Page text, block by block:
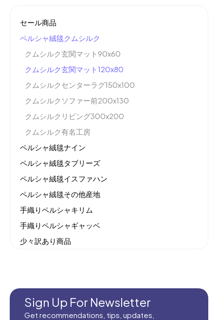
セール商品
ペルシャ絨毯クムシルク
クムシルク玄関マット90x60
クムシルク玄関マット120x80
クムシルクセンターラグ150x100
クムシルクソファー前200x130
クムシルクリビング300x200
クムシルク有名工房
ペルシャ絨毯ナイン
ペルシャ絨毯タブリーズ
ペルシャ絨毯イスファハン
ペルシャ絨毯その他産地
手織りペルシャキリム
手織りペルシャギャッベ
少々訳あり商品
新商品入荷
Sign Up For Newsletter
Get recommendations, tips, updates,